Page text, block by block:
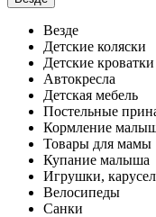
Везде
Детские коляски
Детские кроватки
Автокресла
Детская мебель
Постельные
Кормление
Товары для мамы
Купание малыша
Игрушки,
Велосипеды
Санки